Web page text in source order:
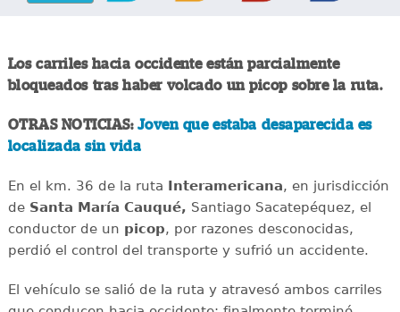
Los carriles hacia occidente están parcialmente
bloqueados tras haber volcado un picop sobre la ruta.
OTRAS NOTICIAS:Joven que estaba desaparecida es
localizada sin vida
En el km. 36 de la ruta Interamericana, en jurisdicción
de Santa María Cauqué, Santiago Sacatepéquez, el
conductor de un picop, por razones desconocidas,
perdió el control del transporte y sufrió un accidente.
El vehículo se salió de la ruta y atravesó ambos carriles